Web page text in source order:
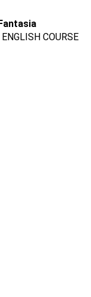
COURSE